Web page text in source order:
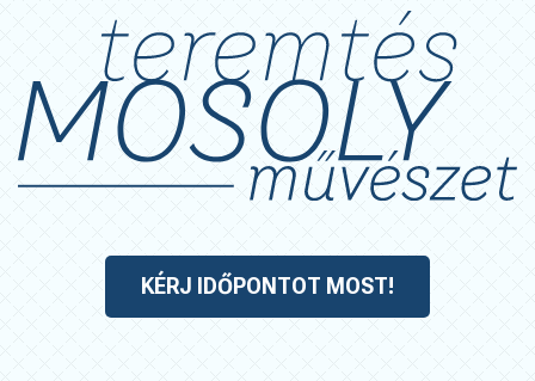
KÉRJ IDŐPONTOT MOST!